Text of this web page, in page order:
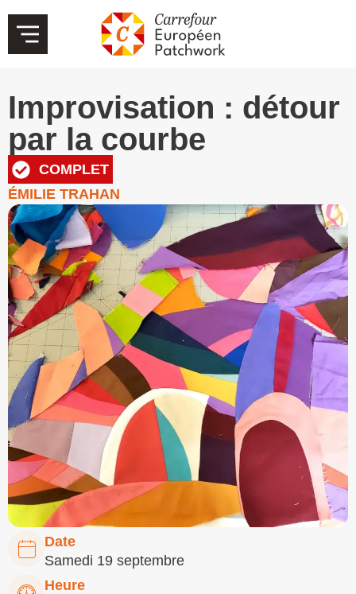
Improvisation : détour
par la courbe
COMPLET
ÉMILIE TRAHAN
Date
Samedi 19 septembre
Heure